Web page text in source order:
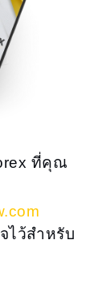
ที่คุณ
ไว้สำหรับ